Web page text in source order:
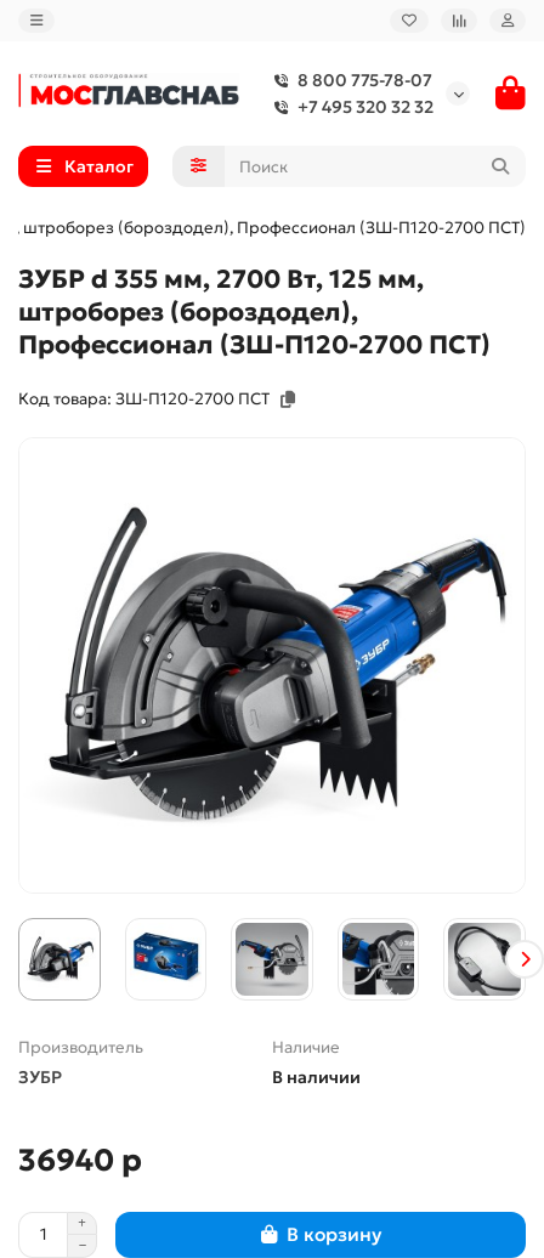
8 800 775-78-07
+7 495 320 32 32
Каталог
штроборез (бороздодел), Профессионал (ЗШ-П120-2700 ПСТ)
ЗУБР d 355 мм, 2700 Вт, 125 мм,
штроборез (бороздодел),
Профессионал (ЗШ-П120-2700 ПСТ)
Код товара: ЗШ-П120-2700 ПСТ
Производитель
ЗУБР
Наличие
В наличии
36940 р
В корзину